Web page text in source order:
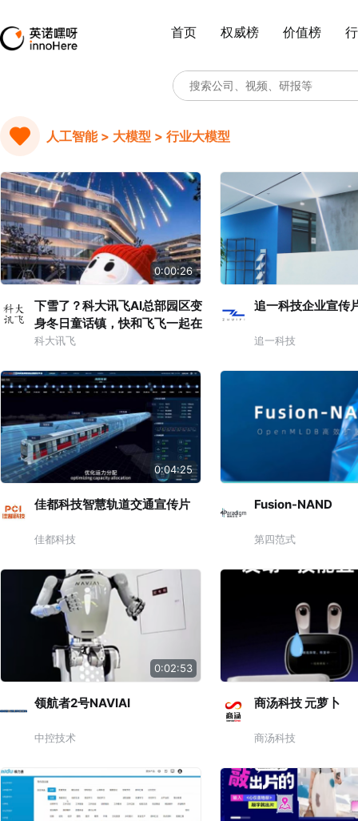
首页 权威榜 价值榜
人工智能 > 大模型 > 行业大模型
0:00:26
下雪了？科大讯飞AI总部园区变
身冬日童话镇，快和飞飞一起在
雪地撒欢，这个冬天，讯飞星火
科大讯飞
追一科技企业宣传
追一科技
0:04:25
佳都科技智慧轨道交通宣传片
佳都科技
Fusion-NAND
第四范式
0:02:53
领航者2号NAVIAI
中控技术
商汤科技 元萝卜
商汤科技